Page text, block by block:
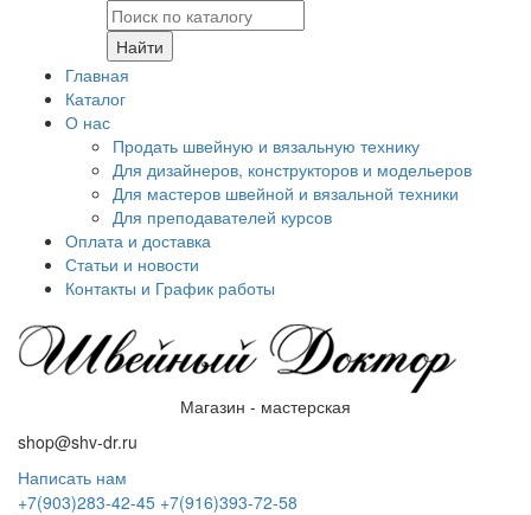
Найти
Главная
Каталог
О нас
Продать швейную и вязальную технику
Для дизайнеров, конструкторов и модельеров
Для мастеров швейной и вязальной техники
Для преподавателей курсов
Оплата и доставка
Статьи и новости
Контакты и График работы
Магазин - мастерская
shop@shv-dr.ru
Написать нам
+7(903)283-42-45 +7(916)393-72-58